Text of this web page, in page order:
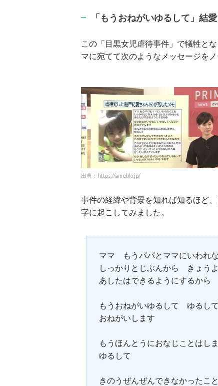
「もうおねがいゆるして」結
この「目黒女児虐待事件」で犠牲と
マに宛てて次のようなメッセージを
出典：https://ameblo.jp/
事件の経緯や背景を知れば知るほど
字に起こしてみました。
ママ もうパパとママにいわれ
しっかりとじぶんから きょう
あしたはできるようにするから
もうおねがいゆるして ゆるし
おねがいします
もうほんとうにおなじことはし
ゆるして
きのうぜんぜんできなかったこと